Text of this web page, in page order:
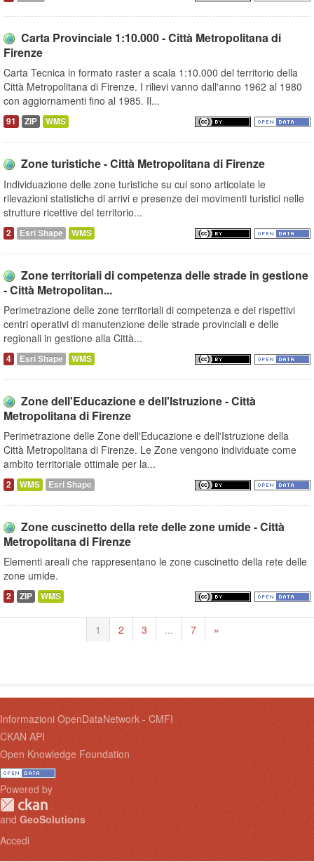
Carta Provinciale 1:10.000 - Città Metropolitana di
Firenze
Carta Tecnica in formato raster a scala 1:10.000 del territorio della
Città Metropolitana di Firenze. I rilievi vanno dall'anno 1962 al 1980
con aggiornamenti fino al 1985. Il...
91 ZIP WMS
Zone turistiche - Città Metropolitana di Firenze
Individuazione delle zone turistiche su cui sono articolate le
rilevazioni statistiche di arrivi e presenze dei movimenti turistici nelle
strutture ricettive del territorio...
2 Esri Shape WMS
Zone territoriali di competenza delle strade in gestione
- Città Metropolitan...
Perimetrazione delle zone territoriali di competenza e dei rispettivi
centri operativi di manutenzione delle strade provinciali e delle
regionali in gestione alla Città...
4 Esri Shape WMS
Zone dell'Educazione e dell'Istruzione - Città
Metropolitana di Firenze
Perimetrazione delle Zone dell'Educazione e dell'Istruzione della
Città Metropolitana di Firenze. Le Zone vengono individuate come
ambito territoriale ottimale per la...
2 WMS Esri Shape
Zone cuscinetto della rete delle zone umide - Città
Metropolitana di Firenze
Elementi areali che rappresentano le zone cuscinetto della rete delle
zone umide.
2 ZIP WMS
1 2 3 ... 7 »
Informazioni OpenDataNetwork - CMFI
CKAN API
Open Knowledge Foundation
Powered by
and GeoSolutions
Accedi